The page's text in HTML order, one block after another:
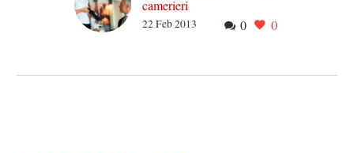
camerieri
Andare al ristorante è
0 0
22 Feb 2013